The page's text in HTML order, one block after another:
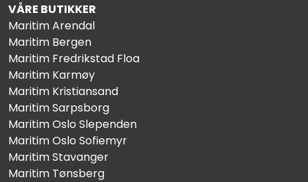
VÅRE BUTIKKER
Maritim Arendal
Maritim Bergen
Maritim Fredrikstad Floa
Maritim Karmøy
Maritim Kristiansand
Maritim Sarpsborg
Maritim Oslo Slependen
Maritim Oslo Sofiemyr
Maritim Stavanger
Maritim Tønsberg